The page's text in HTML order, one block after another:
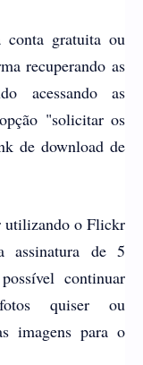
conta gratuita ou
recuperando as
acessando as
"solicitar os
de download de
utilizando o Flickr
assinatura de 5
continuar
quiser ou
imagens para o